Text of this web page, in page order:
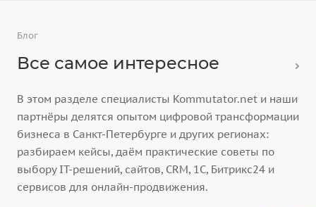
Блог
Все самое интересное
В этом разделе специалисты Kommutator.net и наши
партнёры делятся опытом цифровой трансформации
бизнеса в Санкт-Петербурге и других регионах:
разбираем кейсы, даём практические советы по
выбору IT-решений, сайтов, CRM, 1С, Битрикс24 и
сервисов для онлайн-продвижения.